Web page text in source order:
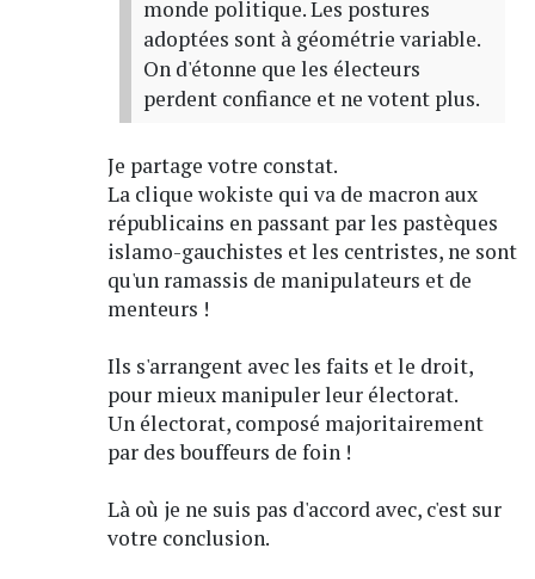
monde politique. Les postures
adoptées sont à géométrie variable.
On d'étonne que les électeurs
perdent confiance et ne votent plus.
Je partage votre constat.
La clique wokiste qui va de macron aux
républicains en passant par les pastèques
islamo-gauchistes et les centristes, ne sont
qu'un ramassis de manipulateurs et de
menteurs !
Ils s'arrangent avec les faits et le droit,
pour mieux manipuler leur électorat.
Un électorat, composé majoritairement
par des bouffeurs de foin !
Là où je ne suis pas d'accord avec, c'est sur
votre conclusion.